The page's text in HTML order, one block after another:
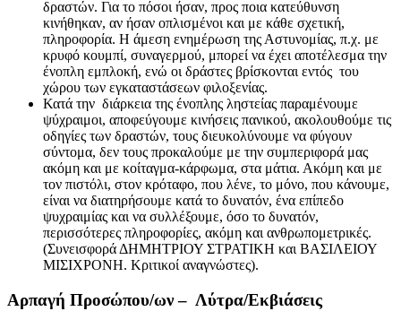
δραστών. Για το πόσοι ήσαν, προς ποια κατεύθυνση
κινήθηκαν, αν ήσαν οπλισμένοι και με κάθε σχετική,
πληροφορία. Η άμεση ενημέρωση της Αστυνομίας, π.χ. με
κρυφό κουμπί, συναγερμού, μπορεί να έχει αποτέλεσμα την
ένοπλη εμπλοκή, ενώ οι δράστες βρίσκονται εντός του
χώρου των εγκαταστάσεων φιλοξενίας.
Κατά την διάρκεια της ένοπλης ληστείας παραμένουμε
ψύχραιμοι, αποφεύγουμε κινήσεις πανικού, ακολουθούμε τις
οδηγίες των δραστών, τους διευκολύνουμε να φύγουν
σύντομα, δεν τους προκαλούμε με την συμπεριφορά μας
ακόμη και με κοίταγμα-κάρφωμα, στα μάτια. Ακόμη και με
τον πιστόλι, στον κρόταφο, που λένε, το μόνο, που κάνουμε,
είναι να διατηρήσουμε κατά το δυνατόν, ένα επίπεδο
ψυχραιμίας και να συλλέξουμε, όσο το δυνατόν,
περισσότερες πληροφορίες, ακόμη και ανθρωπομετρικές.
(Συνεισφορά ΔΗΜΗΤΡΙΟΥ ΣΤΡΑΤΙΚΗ και ΒΑΣΙΛΕΙΟΥ
ΜΙΣΙΧΡΟΝΗ. Kριτικοί αναγνώστες).
Αρπαγή Προσώπου/ων – Λύτρα/Εκβιάσεις